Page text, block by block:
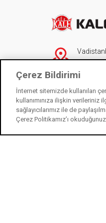
Blok
90 (212)
444 0
Çerez Bildirimi
İnternet sitemizde kullanılan
kullanımınıza ilişkin
sağlayıcılarımız ile de
Çerez Politikamız’ı